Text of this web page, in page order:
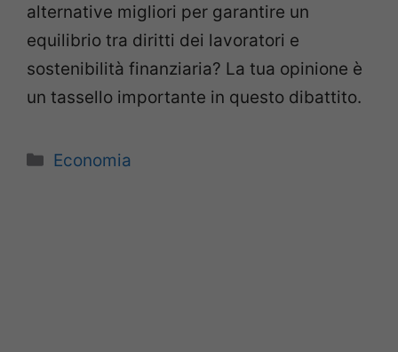
alternative migliori per garantire un
equilibrio tra diritti dei lavoratori e
sostenibilità finanziaria? La tua opinione è
un tassello importante in questo dibattito.
Categorie
Economia